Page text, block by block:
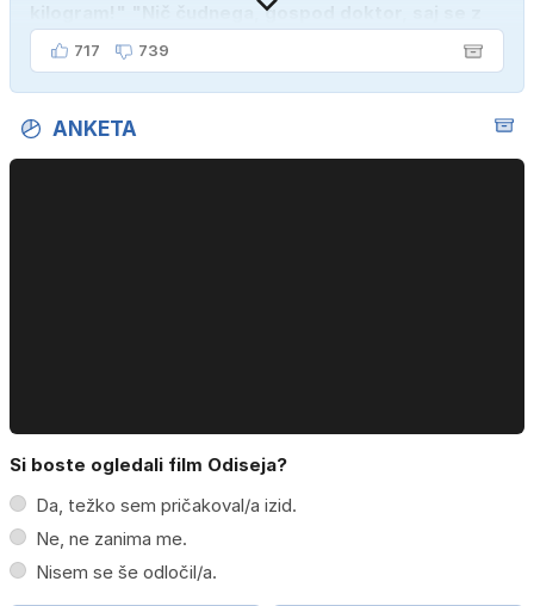
kilogram!" "Nič čudnega, gospod doktor, saj se z
ženo poznava šele tri mesece."
717 739
ANKETA
Si boste ogledali film Odiseja?
Da, težko sem pričakoval/a izid.
Ne, ne zanima me.
Nisem se še odločil/a.